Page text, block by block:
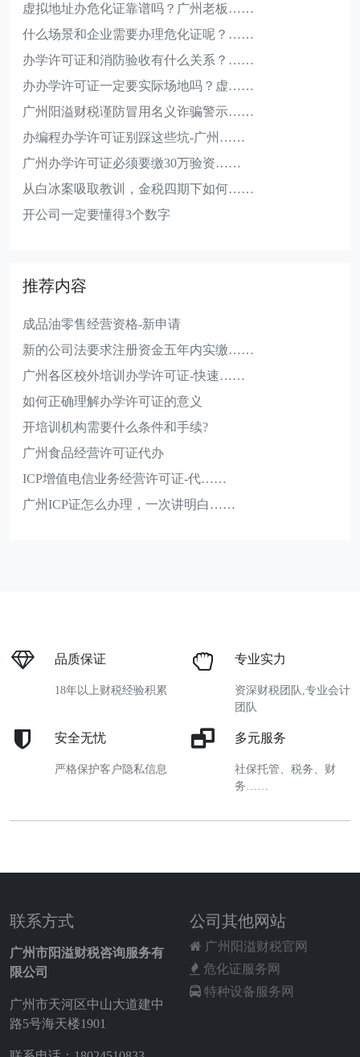
虚拟地址办危化证靠谱吗？广州老板……
什么场景和企业需要办理危化证呢？……
办学许可证和消防验收有什么关系？……
办办学许可证一定要实际场地吗？虚……
广州阳溢财税谨防冒用名义诈骗警示……
办编程办学许可证别踩这些坑-广州……
广州办学许可证必须要缴30万验资……
从白冰案吸取教训，金税四期下如何……
开公司一定要懂得3个数字
推荐内容
成品油零售经营资格-新申请
新的公司法要求注册资金五年内实缴……
广州各区校外培训办学许可证-快速……
如何正确理解办学许可证的意义
开培训机构需要什么条件和手续?
广州食品经营许可证代办
ICP增值电信业务经营许可证-代……
广州ICP证怎么办理，一次讲明白……
品质保证
18年以上财税经验积累
专业实力
资深财税团队,专业会计
团队
安全无忧
严格保护客户隐私信息
多元服务
社保托管、税务、财
务……
联系方式
广州市阳溢财税咨询服务有
限公司
广州市天河区中山大道建中
路5号海天楼1901
公司其他网站
广州阳溢财税官网
危化证服务网
特种设备服务网